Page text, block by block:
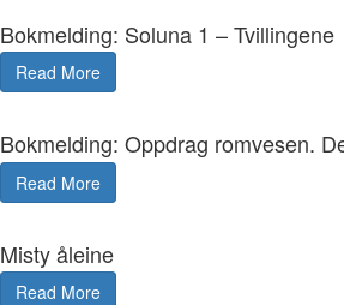
Bokmelding: Soluna 1 – Tvillingene
Read More
Bokmelding: Oppdrag romvesen.
Read More
Misty åleine
Read More